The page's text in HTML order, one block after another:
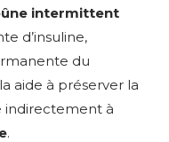
intermittent
d’insuline,
du
aide à préserver la
indirectement à
.